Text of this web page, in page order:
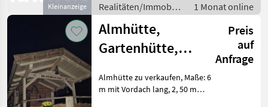
Kleinanzeige
Realitäten/Immobilien
/ Sonstige
Immobilien
1 Monat online
Almhütte,
Gartenhütte,
Preis
auf
Anfrage
Almhütte zu verkaufen, Maße: 6
m mit Vordach lang, 2, 50 m